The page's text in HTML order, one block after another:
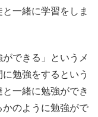
一緒に学習をしま
できる」というメ
勉強をするという
一緒に勉強ができ
のように勉強がで